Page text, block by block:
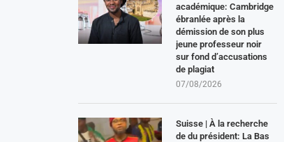
académique: Cambridge
ébranlée après la
démission de son plus
jeune professeur noir
sur fond d’accusations
de plagiat
07/08/2026
Suisse | À la recherche
de du président: La Bas